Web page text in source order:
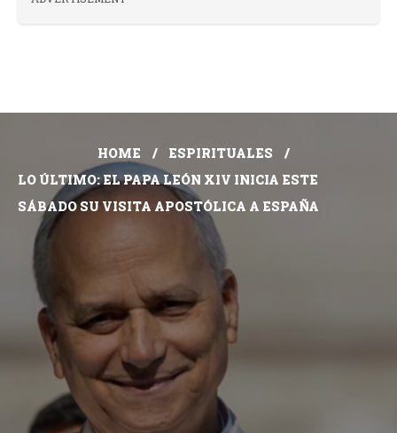
HOME
ESPIRITUALES
LO ÚLTIMO: EL PAPA LEÓN XIV INICIA ESTE
SÁBADO SU VISITA APOSTÓLICA A ESPAÑA